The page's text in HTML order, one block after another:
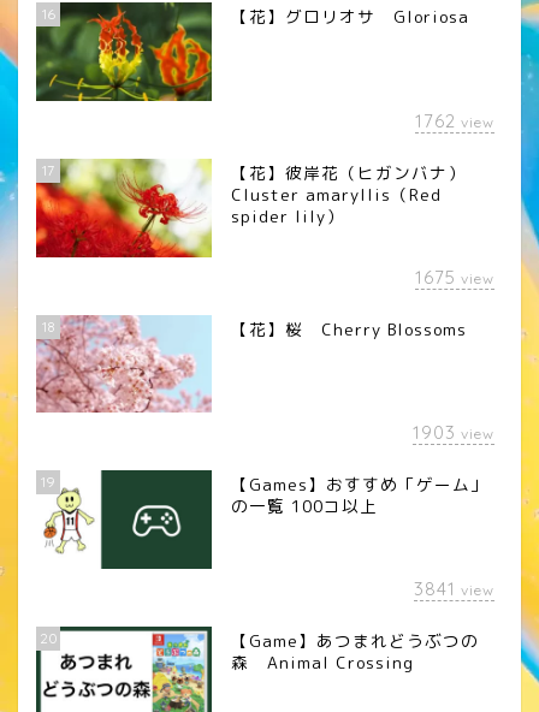
16 【花】グロリオサ Gloriosa
1762 view
17
【花】彼岸花（ヒガンバナ）
Cluster amaryllis（Red
spider lily）
1675 view
18 【花】桜 Cherry Blossoms
1903 view
19
【Games】おすすめ「ゲーム」
の一覧 100コ以上
3841 view
20
【Game】あつまれどうぶつの
森 Animal Crossing